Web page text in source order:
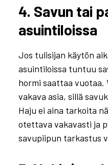
4. Savun tai
asuintiloissa
Jos tulisijan käytön
asuintiloissa tuntuu
hormi saattaa vuotaa.
vakava asia, sillä
Haju ei aina tarkoita
otettava vakavasti ja
savupiipun tarkastus